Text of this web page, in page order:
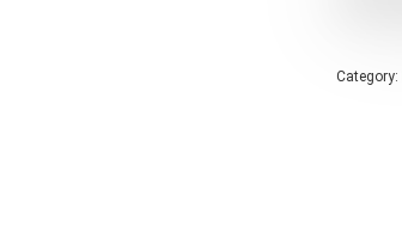
Category: